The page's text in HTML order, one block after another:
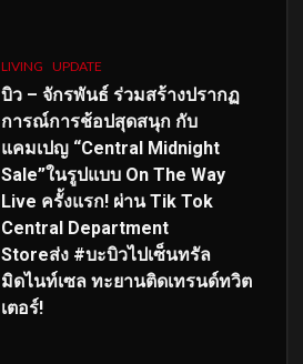
LIVING UPDATE
บิว – จักรพันธ์ ร่วมสร้างปรากฏ
การณ์การช้อปสุดสนุก กับ
แคมเปญ “Central Midnight
Sale”ในรูปแบบ On The Way
Live ครั้งแรก! ผ่าน Tik Tok
Central Department
Storeส่ง #บะบิวไปเซ็นทรัล
มิดไนท์เซล ทะยานติดเทรนด์ทวิต
เตอร์!